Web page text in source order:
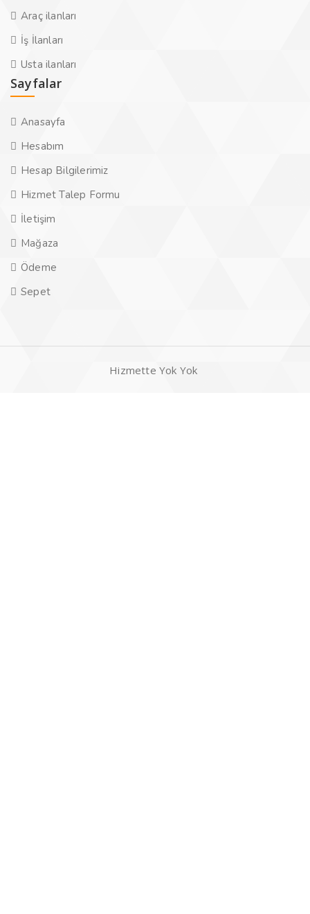
Araç ilanları
İş İlanları
Usta ilanları
Sayfalar
Anasayfa
Hesabım
Hesap Bilgilerimiz
Hizmet Talep Formu
İletişim
Mağaza
Ödeme
Sepet
Hizmette Yok Yok